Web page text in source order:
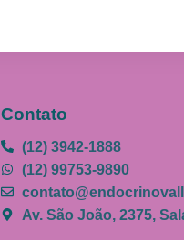
Contato
(12) 3942-1888
(12) 99753-9890
Av. São João, 2375,